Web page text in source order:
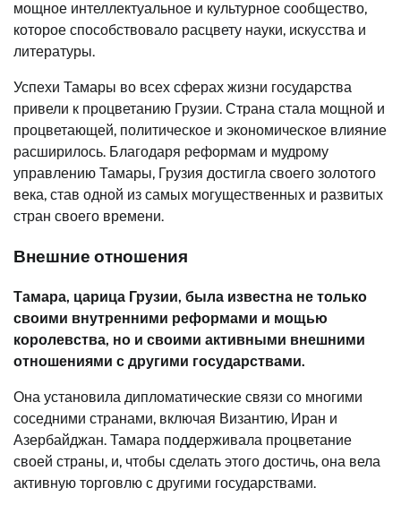
мощное интеллектуальное и культурное сообщество,
которое способствовало расцвету науки, искусства и
литературы.
Успехи Тамары во всех сферах жизни государства
привели к процветанию Грузии. Страна стала мощной и
процветающей, политическое и экономическое влияние
расширилось. Благодаря реформам и мудрому
управлению Тамары, Грузия достигла своего золотого
века, став одной из самых могущественных и развитых
стран своего времени.
Внешние отношения
Тамара, царица Грузии, была известна не только
своими внутренними реформами и мощью
королевства, но и своими активными внешними
отношениями с другими государствами.
Она установила дипломатические связи со многими
соседними странами, включая Византию, Иран и
Азербайджан. Тамара поддерживала процветание
своей страны, и, чтобы сделать этого достичь, она вела
активную торговлю с другими государствами.